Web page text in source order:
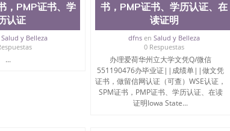
育部学历学位认证、毕业证、成绩单、文凭、学历
、仿制学位证书、毕业证文凭、文凭毕业证、毕业证
国人员证明、留学生认证、学历认证、文凭认证学位
学历、美国文凭学历、澳洲文凭学历、加拿大文凭学
圣何塞州立大学毕业证（San Jose State
University）圣何塞州立大学毕业证（San Jose State
University）圣何塞州立大学成绩单（ San Jose State
University）成绩单圣何塞州立大学文凭（San Jose
University）圣何塞州立大学（San Jose State
，PMP证书、学
认证
Salud y Belleza
...
书，PMP证书、学历认证、在
读证明
dfns enSalud y Belleza
0 Respuestas
办理爱荷华州立大学文凭Q/微信
551190476办毕业证||成绩单||做文凭
证书，做留信网认证（可查）WSE认证，
SPM证书，PMP证书、学历认证、在读
证明Iowa State...